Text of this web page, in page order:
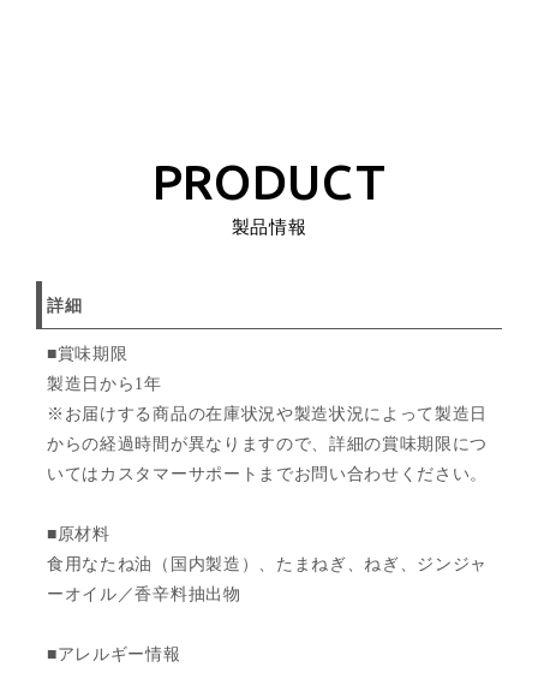
PRODUCT
製品情報
詳細
■賞味期限
製造日から1年
※お届けする商品の在庫状況や製造状況によって製造日
からの経過時間が異なりますので、詳細の賞味期限につ
いてはカスタマーサポートまでお問い合わせください。
■原材料
食用なたね油（国内製造）、たまねぎ、ねぎ、ジンジャ
ーオイル／香辛料抽出物
■アレルギー情報